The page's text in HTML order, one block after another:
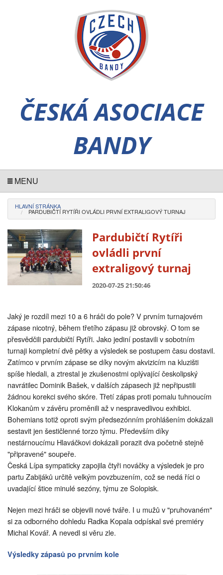
ČESKÁ ASOCIACE
BANDY
MENU
HLAVNÍ STRÁNKA
PARDUBIČTÍ RYTÍŘI OVLÁDLI PRVNÍ EXTRALIGOVÝ TURNAJ
Pardubičtí Rytíři
ovládli první
extraligový turnaj
2020-07-25 21:50:46
Jaký je rozdíl mezi 10 a 6 hráči do pole? V prvním turnajovém
zápase nicotný, během třetího zápasu již obrovský. O tom se
přesvědčili pardubičtí Rytíři. Jako jediní postavili v sobotním
turnaji kompletní dvě pětky a výsledek se postupem času dostavil.
Zatímco v prvním zápase se díky novým akvizicím na kluzišti
spíše hledali, a ztrestal je zkušenostmi oplývající českolipský
navrátilec Dominik Bašek, v dalších zápasech již nepřipustili
žádnou korekci svého skóre. Třetí zápas proti pomalu tuhnoucím
Klokanům v závěru proměnili až v nespravedlivou exhibici.
Bohemians totiž oproti svým předsezónním prohlášením dokázali
sestavit jen šestičlenné torzo týmu. Především díky
nestárnoucímu Hlaváčkovi dokázali porazit dva početně stejně
"připravené" soupeře.
Česká Lípa sympaticky zapojila čtyři nováčky a výsledek je pro
partu Zabijáků určitě velkým povzbuzením, což se nedá říci o
uvadající štice minulé sezóny, týmu ze Solopisk.
Nejen mezi hráči se objevili nové tváře. I u mužů v "pruhovaném"
si za odborného dohledu Radka Kopala odpískal své premiéry
Michal Kovář. A nevedl si věru zle.
Výsledky zápasů po prvním kole